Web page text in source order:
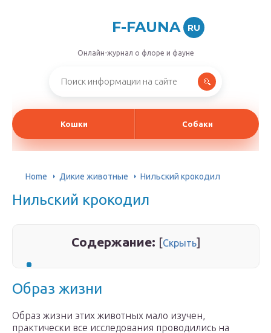
F-FAUNA RU
Онлайн-журнал о флоре и фауне
Кошки Собаки
Home Дикие животные Нильский крокодил
Нильский крокодил
Содержание: [Скрыть]
Образ жизни
Образ жизни этих животных мало изучен,
практически все исследования проводились на